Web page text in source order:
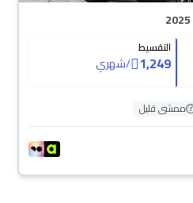
التقسيط
1,249
/شهري
ممشى قليل